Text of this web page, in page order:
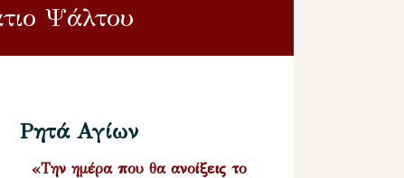
Ψάλτου
Ρητά Αγίων
«Την ημέρα που θα ανοίξεις το